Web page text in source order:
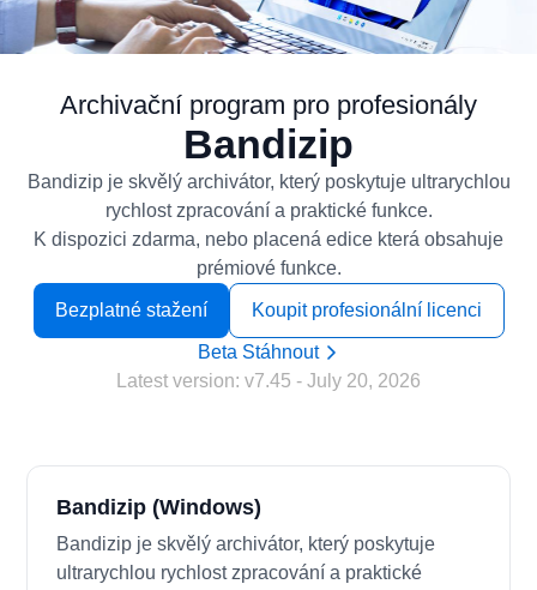
Bandizip Archivační program
Archivační program pro profesionály
Bandizip
Bandizip je skvělý archivátor, který poskytuje ultrarychlou
rychlost zpracování a praktické funkce.
K dispozici zdarma, nebo placená edice která obsahuje
prémiové funkce.
Bezplatné stažení Koupit profesionální licenci
Beta Stáhnout
Latest version: v7.45 - July 20, 2026
Bandizip (Windows)
Bandizip je skvělý archivátor, který poskytuje
ultrarychlou rychlost zpracování a praktické